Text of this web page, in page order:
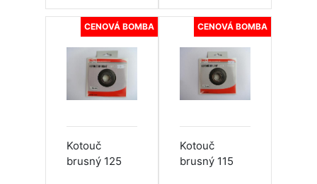
CENOVÁ BOMBA
Kotouč
brusný 125
CENOVÁ BOMBA
Kotouč
brusný 115